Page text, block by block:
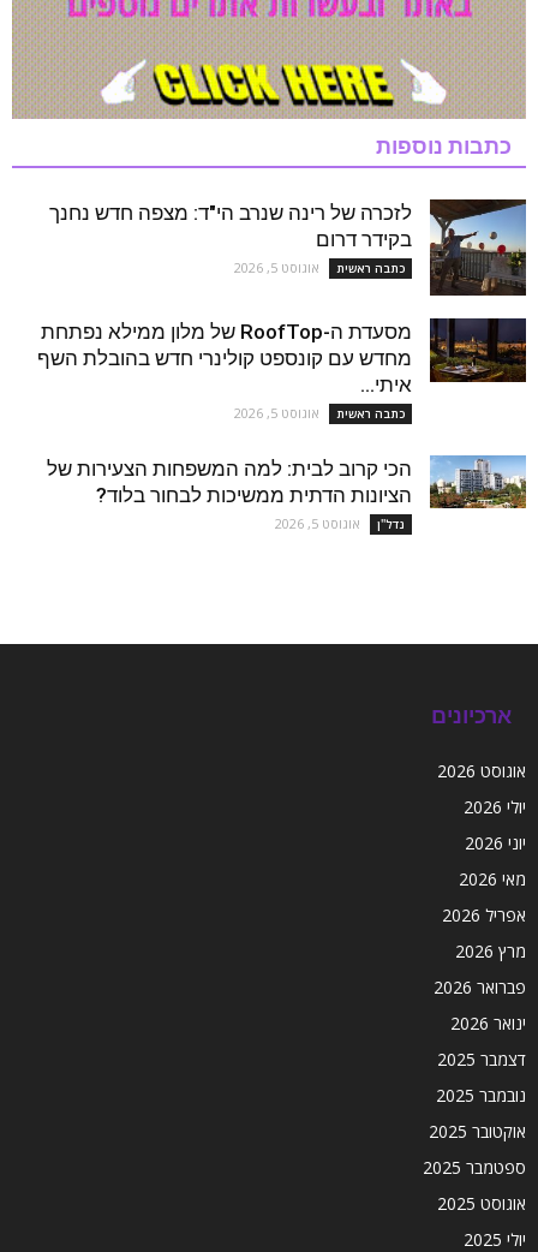
כתבות נוספות
לזכרה של רינה שנרב הי"ד: מצפה חדש נחנך
בקידר דרום
כתבה ראשית אוגוסט 5, 2026
מסעדת ה-RoofTop של מלון ממילא נפתחת
מחדש עם קונספט קולינרי חדש בהובלת השף
איתי...
כתבה ראשית אוגוסט 5, 2026
הכי קרוב לבית: למה המשפחות הצעירות של
הציונות הדתית ממשיכות לבחור בלוד?
נדל''ן אוגוסט 5, 2026
ארכיונים
אוגוסט 2026
יולי 2026
יוני 2026
מאי 2026
אפריל 2026
מרץ 2026
פברואר 2026
ינואר 2026
דצמבר 2025
נובמבר 2025
אוקטובר 2025
ספטמבר 2025
אוגוסט 2025
יולי 2025